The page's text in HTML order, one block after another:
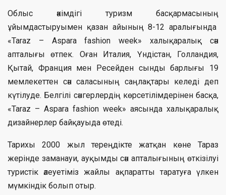
Облыс әкімдігі туризм басқармасының
ұйымдастыруымен қазан айының 8-12 аралығында
«Taraz – Аspara fashion week» халықаралық сән
апталығы өтпек. Оған Италия, Үндістан, Голландия,
Қытай, Франция мен Ресейден сынды барлығы 19
мемлекеттен сән саласының саңлақтары келеді деп
күтілуде. Белгілі сәнгерлердің көрсетілімдерінен басқа,
«Taraz – Aspara fashion week» аясында халықаралық
дизайнерлер байқауыда өтеді.
Тарихы 2000 жыл тереңдікте жатқан көне Тараз
жерінде заманауи, ауқымды сән апталығының өткізілуі
туристік әлеуетіміз жайлы ақпаратты таратуға үлкен
мүмкіндік болып отыр.